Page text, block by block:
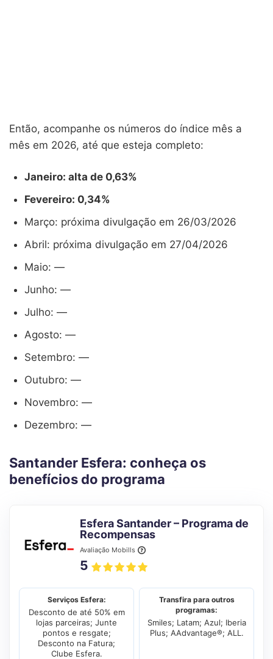
Então, acompanhe os números do índice mês a
mês em 2026, até que esteja completo:
Janeiro: alta de 0,63%
Fevereiro: 0,34%
Março: próxima divulgação em 26/03/2026
Abril: próxima divulgação em 27/04/2026
Maio: —
Junho: —
Julho: —
Agosto: —
Setembro: —
Outubro: —
Novembro: —
Dezembro: —
Santander Esfera: conheça os
benefícios do programa
Esfera Santander – Programa de
Recompensas
Avaliação Mobills
5
Serviços Esfera:
Desconto de até 50% em
lojas parceiras; Junte
pontos e resgate;
Desconto na Fatura;
Clube Esfera.
Transfira para outros
programas:
Smiles; Latam; Azul; Iberia
Plus; AAdvantage®; ALL.